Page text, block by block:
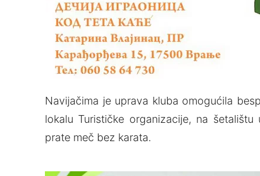
Navijačima je uprava kluba omogućila
lokalu Turističke organizacije, na
prate meč bez karata.